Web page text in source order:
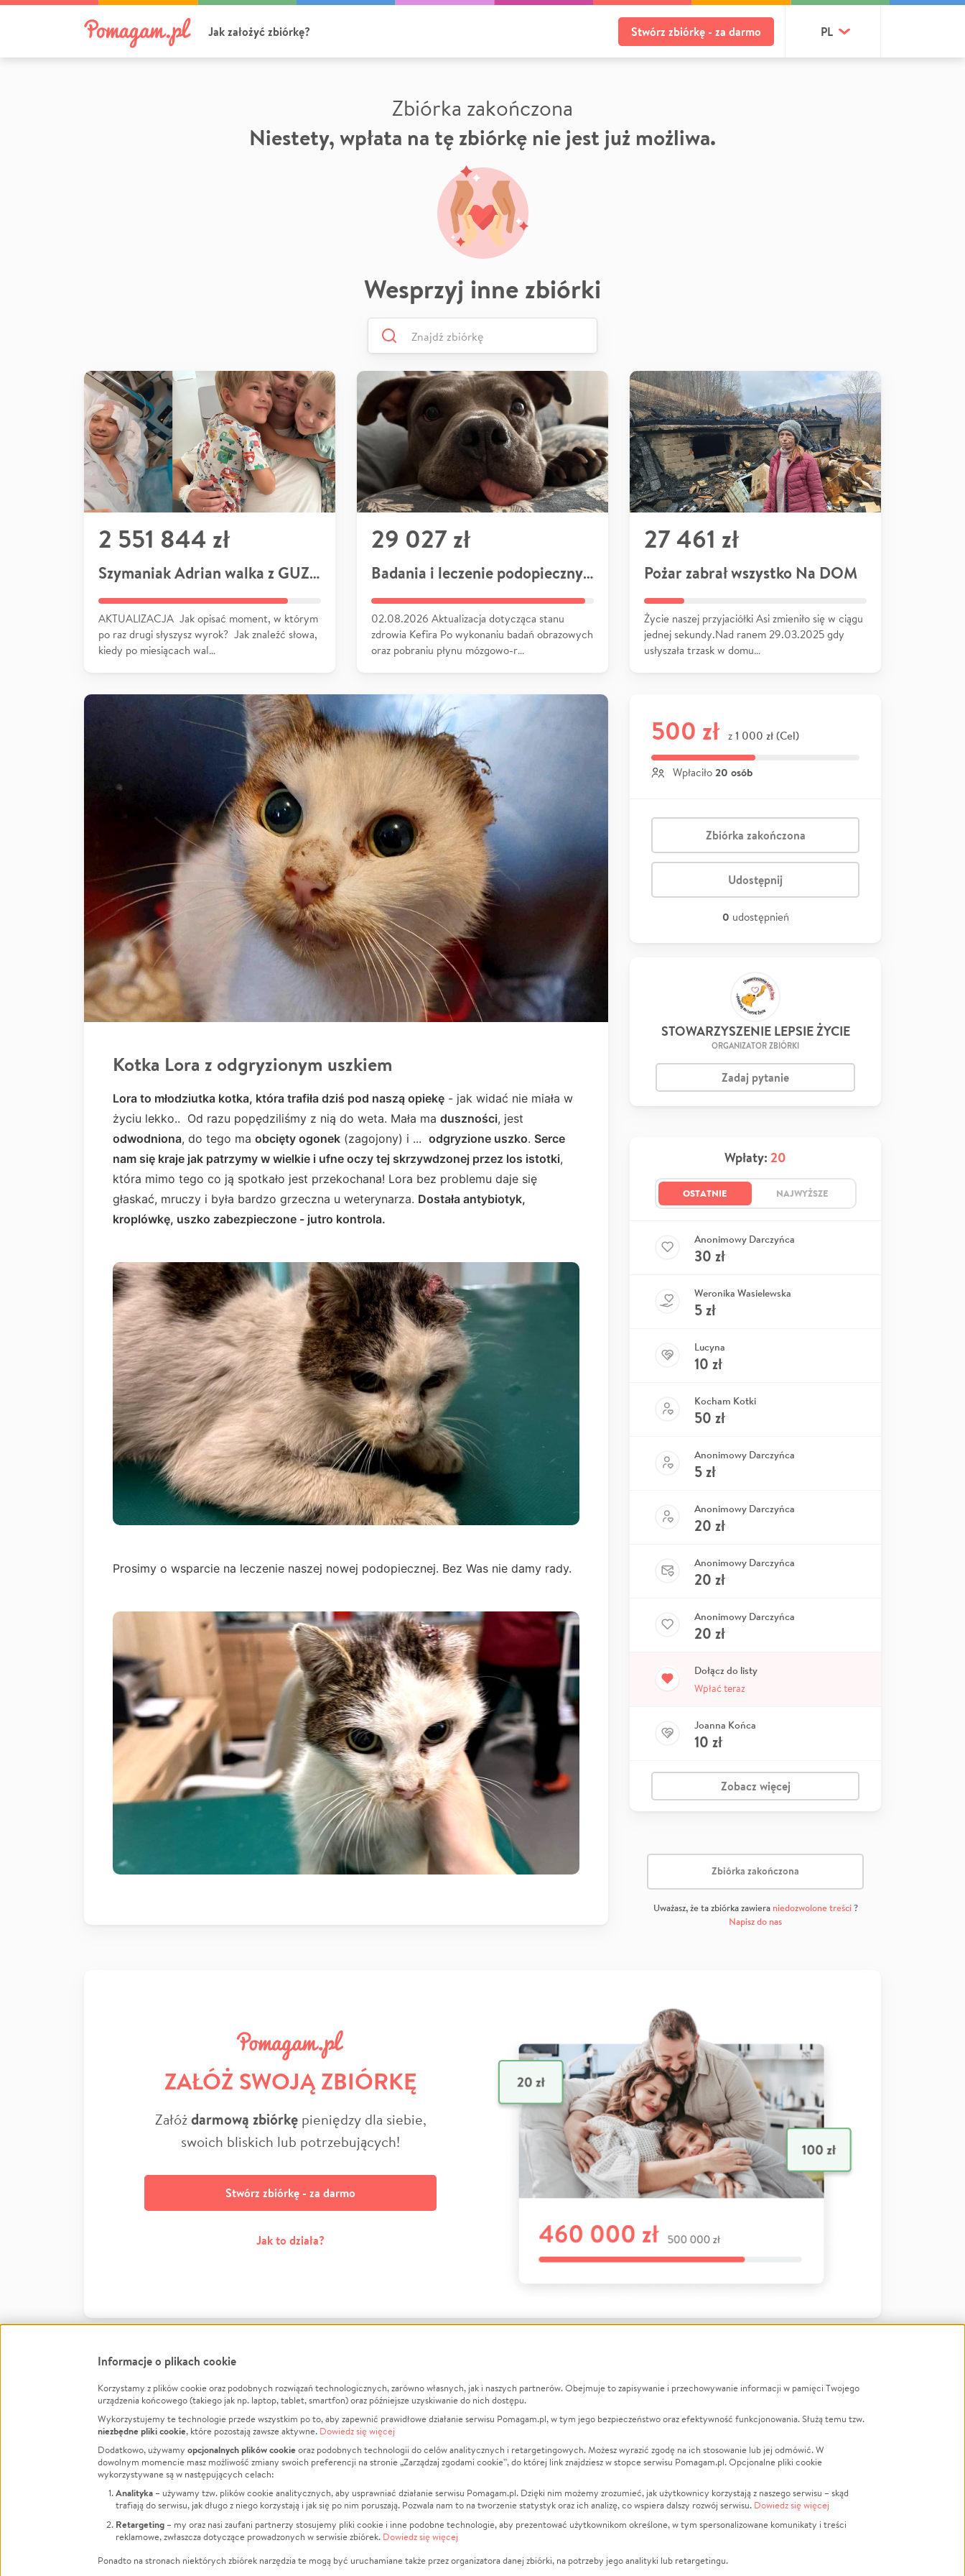
Jak założyć zbiórkę? Stwórz zbiórkę - za darmo PL
Zbiórka zakończona
Niestety, wpłata na tę zbiórkę nie jest już możliwa.
Wesprzyj inne zbiórki
2 551 844 zł
Szymaniak Adrian walka z GUZEM
AKTUALIZACJA Jak opisać moment, w którym
po raz drugi słyszysz wyrok? Jak znaleźć słowa,
kiedy po miesiącach wal…
29 027 zł
Badania i leczenie podopiecznych
02.08.2026 Aktualizacja dotycząca stanu
zdrowia Kefira Po wykonaniu badań obrazowych
oraz pobraniu płynu mózgowo-r…
27 461 zł
Pożar zabrał wszystko Na DOM
Życie naszej przyjaciółki Asi zmieniło się w ciągu
jednej sekundy.Nad ranem 29.03.2025 gdy
usłyszała trzask w domu…
Kotka Lora z odgryzionym uszkiem
Lora to młodziutka kotka, która trafiła dziś pod naszą opiekę - jak widać nie miała w
życiu lekko.. Od razu popędziliśmy z nią do weta. Mała ma duszności, jest
odwodniona, do tego ma obcięty ogonek (zagojony) i ... odgryzione uszko. Serce
nam się kraje jak patrzymy w wielkie i ufne oczy tej skrzywdzonej przez los istotki,
która mimo tego co ją spotkało jest przekochana! Lora bez problemu daje się
głaskać, mruczy i była bardzo grzeczna u weterynarza. Dostała antybiotyk,
kroplówkę, uszko zabezpieczone - jutro kontrola.
Prosimy o wsparcie na leczenie naszej nowej podopiecznej. Bez Was nie damy rady.
500 zł z 1 000 zł (Cel)
Wpłaciło 20 osób
Zbiórka zakończona
Udostępnij
0 udostępnień
STOWARZYSZENIE LEPSIE ŻYCIE
ORGANIZATOR ZBIÓRKI
Zadaj pytanie
Wpłaty: 20
OSTATNIE NAJWYŻSZE
Anonimowy Darczyńca
30 zł
Weronika Wasielewska
5zł
Lucyna
10 zł
Kocham Kotki
50 zł
Anonimowy Darczyńca
5zł
Anonimowy Darczyńca
20 zł
Anonimowy Darczyńca
20 zł
Anonimowy Darczyńca
20 zł
Dołącz do listy
Wpłać teraz
Joanna Końca
10 zł
Zobacz więcej
Zbiórka zakończona
Uważasz, że ta zbiórka zawiera niedozwolone treści?
Napisz do nas
ZAŁÓŻ SWOJĄ ZBIÓRKĘ
Załóżdarmową zbiórkępieniędzy dla siebie,
swoich bliskich lub potrzebujących!
Stwórz zbiórkę - za darmo
Jak to działa?
FacebookTwitter Instagram
LinkedInTikTok Youtube
Informacje
Jak to działa?
Regulamin
Polityka Prywatności
Kontakt
Porównanie serwisów
Polityka plików cookie
Zarządzaj zgodami cookie
O nas
Opinie
Raporty
Za darmo
Dla NGO
Fundacja Pomagam.pl
Zbieraj na
Leczenie
Zwierzęta
Pożar
Sport
Pomoc Finansowa
Pogrzeb
LGBTQ+
Powódź
Wichura
Religia
Edukacja
Informacje o plikach cookie
Korzystamy z plików cookie oraz podobnych rozwiązań technologicznych, zarówno własnych, jak i naszych partnerów. Obejmuje to zapisywanie i przechowywanie informacji w pamięci Twojego
urządzenia końcowego (takiego jak np. laptop, tablet, smartfon) oraz późniejsze uzyskiwanie do nich dostępu.
Wykorzystujemy te technologie przede wszystkim po to, aby zapewnić prawidłowe działanie serwisu Pomagam.pl, w tym jego bezpieczeństwo oraz efektywność funkcjonowania. Służą temu tzw.
niezbędne pliki cookie, które pozostają zawsze aktywne. Dowiedz się więcej
Dodatkowo, używamy opcjonalnych plików cookieoraz podobnych technologii do celów analitycznych i retargetingowych. Możesz wyrazić zgodę na ich stosowanie lub jej odmówić. W
dowolnym momencie masz możliwość zmiany swoich preferencji na stronie „Zarządzaj zgodami cookie”, do której link znajdziesz w stopce serwisu Pomagam.pl. Opcjonalne pliki cookie
wykorzystywane są w następujących celach:
Analityka – używamy tzw. plików cookie analitycznych, aby usprawniać działanie serwisu Pomagam.pl. Dzięki nim możemy zrozumieć, jak użytkownicy korzystają z naszego serwisu – skąd
trafiają do serwisu, jak długo z niego korzystają i jak się po nim poruszają. Pozwala nam to na tworzenie statystyk oraz ich analizę, co wspiera dalszy rozwój serwisu. Dowiedz się więcej
Retargeting – my oraz nasi zaufani partnerzy stosujemy pliki cookie i inne podobne technologie, aby prezentować użytkownikom określone, w tym spersonalizowane komunikaty i treści
reklamowe, zwłaszcza dotyczące prowadzonych w serwisie zbiórek. Dowiedz się więcej
Ponadto na stronach niektórych zbiórek narzędzia te mogą być uruchamiane także przez organizatora danej zbiórki, na potrzeby jego analityki lub retargetingu.